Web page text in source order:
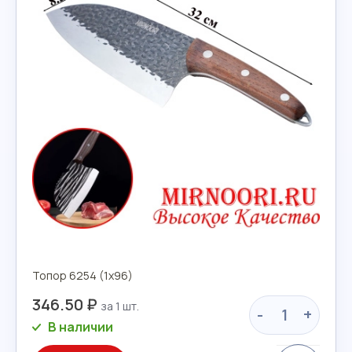
Топор 6254 (1х96)
346.50 ₽ - +
В наличии